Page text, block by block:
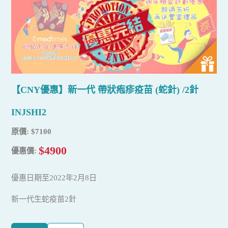
【CNY優惠】新一代 帶狀疱疹疫苗 (蛇針) /2針
INJSHI2
原價: $7100
優惠價:$4900
優惠日期至2022年2月8日
新一代生蛇疫苗2針